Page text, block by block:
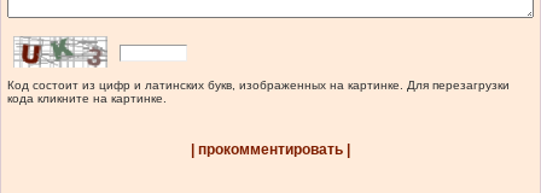
Код состоит из цифр и латинских букв, изображенных на картинке. Для перезагрузки
кода кликните на картинке.
| прокомментировать |